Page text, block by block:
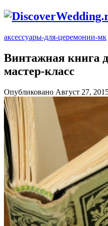
аксессуары-для-церемонии-мк
Винтажная книга
мастер-класс
Опубликовано Август 27,